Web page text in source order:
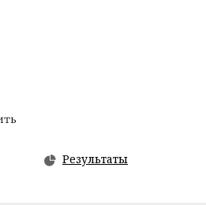
Результаты